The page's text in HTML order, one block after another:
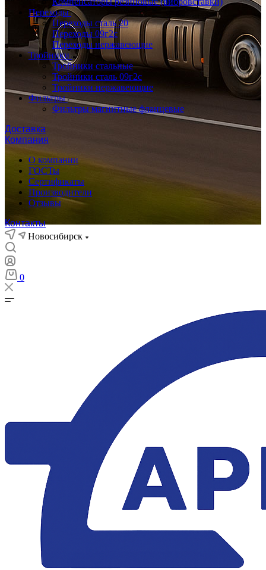
Переходы
Переходы сталь 20
Переходы 09г2с
Переходы нержавеющие
Тройники
Тройники стальные
Тройники сталь 09г2с
Тройники нержавеющие
Фильтры
Фильтры магнитные фланцевые
Доставка
Компания
О компании
ГОСТы
Сертификаты
Производители
Отзывы
Контакты
Новосибирск
0